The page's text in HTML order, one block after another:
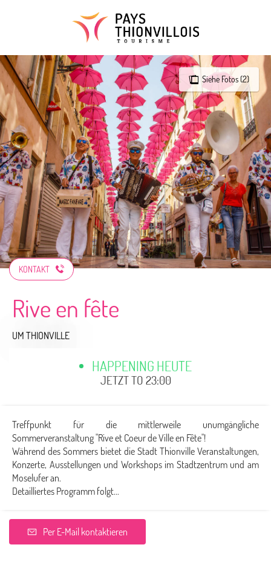
Siehe Fotos (2)
KONTAKT
Rive en fête
UM THIONVILLE
HAPPENING HEUTE
JETZT TO 23:00
Treffpunkt für die mittlerweile unumgängliche
Sommerveranstaltung "Rive et Coeur de Ville en Fête"!
Während des Sommers bietet die Stadt Thionville Veranstaltungen,
Konzerte, Ausstellungen und Workshops im Stadtzentrum und am
Moselufer an.
Detailliertes Programm folgt...
Per E-Mail kontaktieren